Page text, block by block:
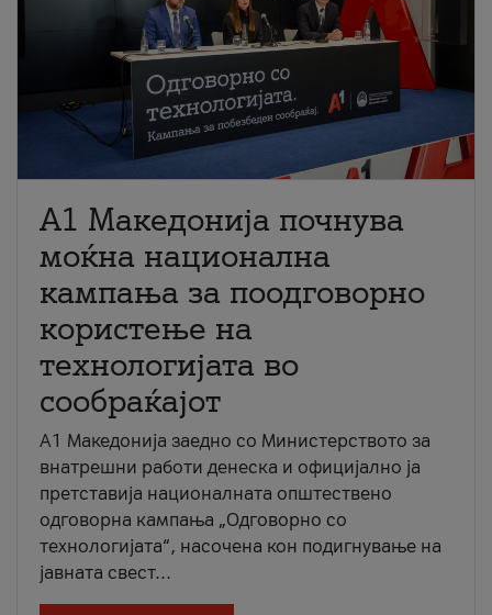
A1 Македонија почнува
моќна национална
кампања за поодговорно
користење на
технологијата во
сообраќајот
A1 Македонија заедно со Министерството за
внатрешни работи денеска и официјално ја
претставија националната општествено
одговорна кампања „Одговорно со
технологијата“, насочена кон подигнување на
јавната свест...